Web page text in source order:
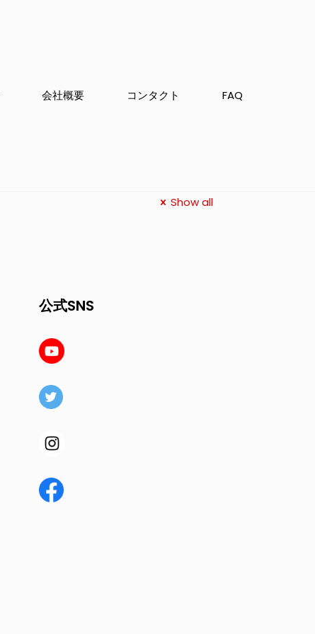
会社概要 コンタクト FAQ
Show all
公式SNS